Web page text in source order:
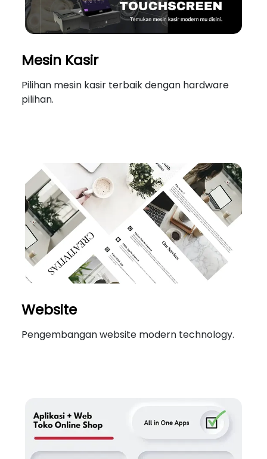
Mesin Kasir
Pilihan mesin kasir terbaik dengan hardware
pilihan.
Website
Pengembangan website modern technology.